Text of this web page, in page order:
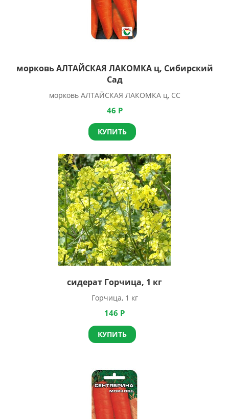
морковь АЛТАЙСКАЯ ЛАКОМКА ц, Сибирский
Сад
морковь АЛТАЙСКАЯ ЛАКОМКА ц, СС
46 Р
КУПИТЬ
сидерат Горчица, 1 кг
Горчица, 1 кг
146 Р
КУПИТЬ